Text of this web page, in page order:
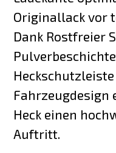
Originallack vor
Dank Rostfreier
Fahrzeugdesign
Heck einen
Auftritt.